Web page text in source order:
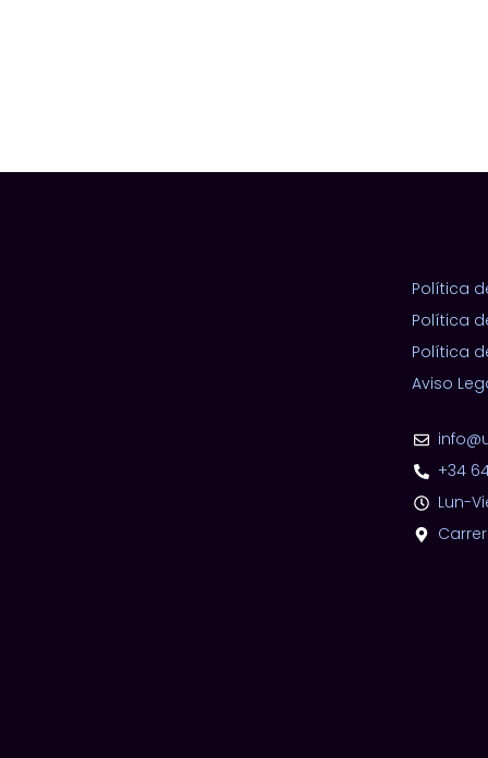
Política
Política
Política
Aviso
+34
Lun-